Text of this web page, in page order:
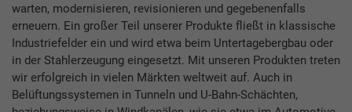
warten, modernisieren, revisionieren und gegebenenfalls
erneuern. Ein großer Teil unserer Produkte fließt in klassische
Industriefelder ein und wird etwa beim Untertagebergbau oder
in der Stahlerzeugung eingesetzt. Mit unseren Produkten treten
wir erfolgreich in vielen Märkten weltweit auf. Auch in
Belüftungssystemen in Tunneln und U-Bahn-Schächten,